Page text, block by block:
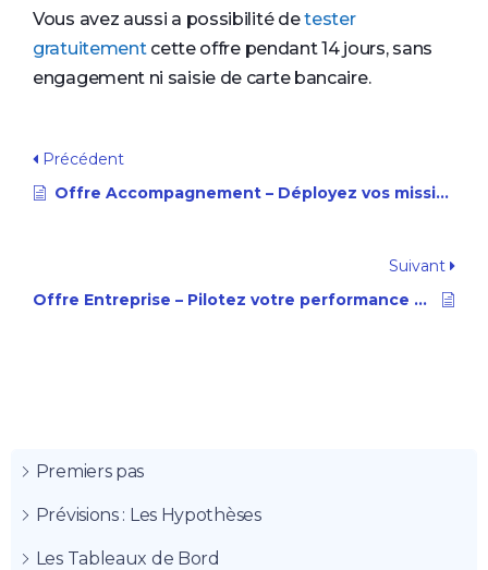
Premiers pas
Prévisions : Les Hypothèses
Les Tableaux de Bord
Vous avez aussi a possibilité detester
gratuitementcette offre pendant 14 jours, sans
engagement ni saisie de carte bancaire.
Précédent
Offre Accompagnement – Déployez vos missions de pilotage à grande échelle
Suivant
Offre Entreprise – Pilotez votre performance financière avec clarté et anticipation